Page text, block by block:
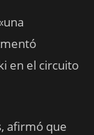
en el circuito
afirmó que